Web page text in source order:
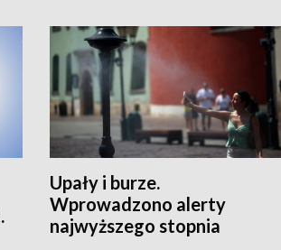
Upały i burze.
Wprowadzono alerty
najwyższego stopnia